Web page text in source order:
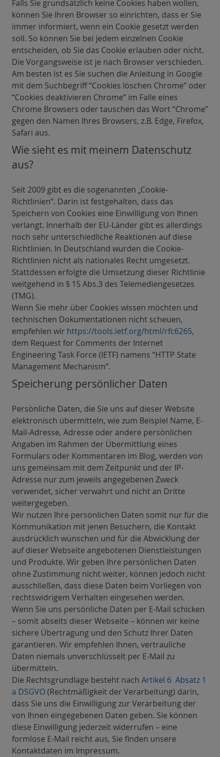
Falls Sie grundsätzlich keine Cookies haben wollen,
können Sie Ihren Browser so einrichten, dass er Sie
immer informiert, wenn ein Cookie gesetzt werden
soll. So können Sie bei jedem einzelnen Cookie
entscheiden, ob Sie das Cookie erlauben oder nicht.
Die Vorgangsweise ist je nach Browser verschieden.
Am besten ist es Sie suchen die Anleitung in Google
mit dem Suchbegriff “Cookies löschen Chrome” oder
“Cookies deaktivieren Chrome” im Falle eines
Chrome Browsers oder tauschen das Wort “Chrome”
gegen den Namen Ihres Browsers, z.B. Edge, Firefox,
Safari aus.
Wie sieht es mit meinem Datenschutz
aus?
Seit 2009 gibt es die sogenannten „Cookie-
Richtlinien“. Darin ist festgehalten, dass das
Speichern von Cookies eine Einwilligung von Ihnen
verlangt. Innerhalb der EU-Länder gibt es allerdings
noch sehr unterschiedliche Reaktionen auf diese
Richtlinien. In Deutschland wurden die Cookie-
Richtlinien nicht als nationales Recht umgesetzt.
Stattdessen erfolgte die Umsetzung dieser Richtlinie
weitgehend in § 15 Abs.3 des Telemediengesetzes
(TMG).
Wenn Sie mehr über Cookies wissen möchten und
technischen Dokumentationen nicht scheuen,
empfehlen wir https://tools.ietf.org/html/rfc6265,
dem Request for Comments der Internet
Engineering Task Force (IETF) namens “HTTP State
Management Mechanism”.
Speicherung persönlicher Daten
Persönliche Daten, die Sie uns auf dieser Website
elektronisch übermitteln, wie zum Beispiel Name, E-
Mail-Adresse, Adresse oder andere persönlichen
Angaben im Rahmen der Übermittlung eines
Formulars oder Kommentaren im Blog, werden von
uns gemeinsam mit dem Zeitpunkt und der IP-
Adresse nur zum jeweils angegebenen Zweck
verwendet, sicher verwahrt und nicht an Dritte
weitergegeben.
Wir nutzen Ihre persönlichen Daten somit nur für die
Kommunikation mit jenen Besuchern, die Kontakt
ausdrücklich wünschen und für die Abwicklung der
auf dieser Webseite angebotenen Dienstleistungen
und Produkte. Wir geben Ihre persönlichen Daten
ohne Zustimmung nicht weiter, können jedoch nicht
ausschließen, dass diese Daten beim Vorliegen von
rechtswidrigem Verhalten eingesehen werden.
Wenn Sie uns persönliche Daten per E-Mail schicken
– somit abseits dieser Webseite – können wir keine
sichere Übertragung und den Schutz Ihrer Daten
garantieren. Wir empfehlen Ihnen, vertrauliche
Daten niemals unverschlüsselt per E-Mail zu
übermitteln.
Die Rechtsgrundlage besteht nach Artikel 6 Absatz 1
a DSGVO(Rechtmäßigkeit der Verarbeitung) darin,
dass Sie uns die Einwilligung zur Verarbeitung der
von Ihnen eingegebenen Daten geben. Sie können
diese Einwilligung jederzeit widerrufen – eine
formlose E-Mail reicht aus, Sie finden unsere
Kontaktdaten im Impressum.